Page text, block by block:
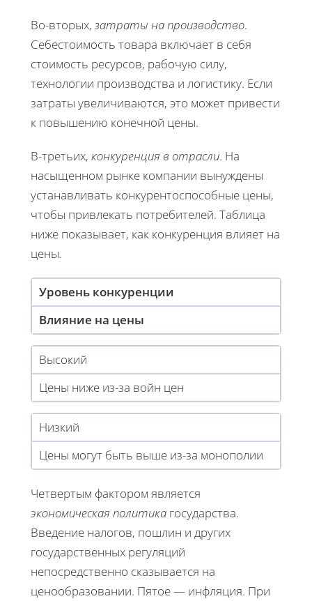
Во-вторых, затраты на производство.
Себестоимость товара включает в себя
стоимость ресурсов, рабочую силу,
технологии производства и логистику. Если
затраты увеличиваются, это может привести
к повышению конечной цены.
В-третьих, конкуренция в отрасли. На
насыщенном рынке компании вынуждены
устанавливать конкурентоспособные цены,
чтобы привлекать потребителей. Таблица
ниже показывает, как конкуренция влияет на
цены.
Уровень конкуренции
Влияние на цены
Высокий
Цены ниже из-за войн цен
Низкий
Цены могут быть выше из-за монополии
Четвертым фактором является
экономическая политика государства.
Введение налогов, пошлин и других
государственных регуляций
непосредственно сказывается на
ценообразовании. Пятое — инфляция. При